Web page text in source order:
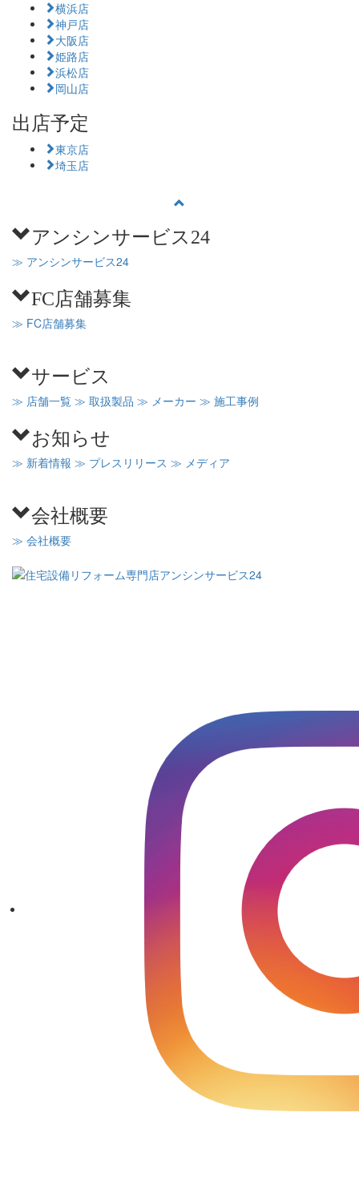
横浜店
神戸店
大阪店
姫路店
浜松店
岡山店
出店予定
東京店
埼玉店
アンシンサービス24
≫ アンシンサービス24
FC店舗募集
≫ FC店舗募集
サービス
≫ 店舗一覧 ≫ 取扱製品 ≫ メーカー ≫ 施工事例
お知らせ
≫ 新着情報 ≫ プレスリリース ≫ メディア
会社概要
≫ 会社概要